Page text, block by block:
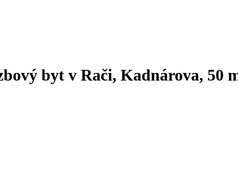
byt v Rači, Kadnárova, 50